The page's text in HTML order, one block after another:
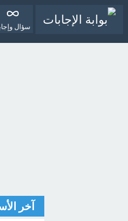
سؤال
آخر